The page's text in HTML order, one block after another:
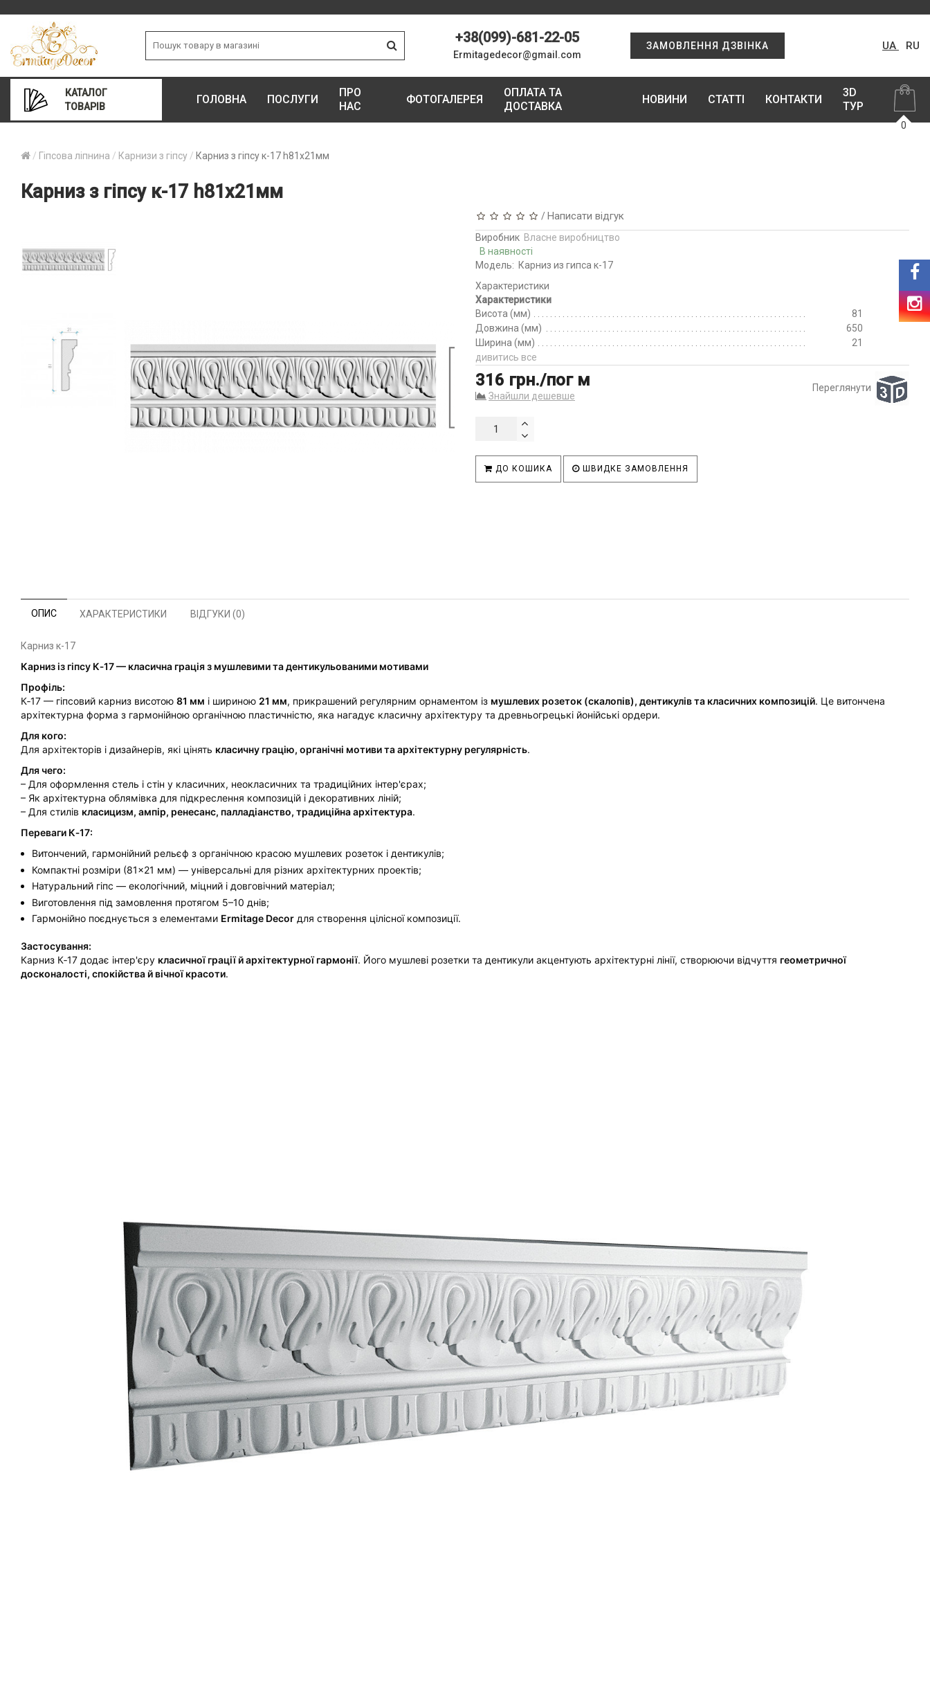
+38(099)-681-22-05
Ermitagedecor@gmail.com
ЗАМОВЛЕННЯ ДЗВІНКА UA RU
КАТАЛОГ
ТОВАРІВ
ГОЛОВНА ПОСЛУГИ
ПРО
НАС
ФОТОГАЛЕРЕЯ
ОПЛАТА ТА
ДОСТАВКА
НОВИНИ СТАТТІ КОНТАКТИ
3D
ТУР
0
Гіпсова ліпнина Карнизи з гіпсу Карниз з гіпсу к-17 h81х21мм
Карниз з гіпсу к-17 h81х21мм
/Написати відгук
Виробник Власне виробництво
В наявності
Модель: Карниз из гипса к-17
Характеристики
Характеристики
Висота (мм)
81
Довжина (мм)
650
Ширина (мм)
21
дивитись все
316 грн./пог м
Знайшли дешевше
Переглянути
ДО КОШИКА ШВИДКЕ ЗАМОВЛЕННЯ
ОПИС ХАРАКТЕРИСТИКИ ВІДГУКИ (0)
Карниз к-17
Карниз із гіпсу К‑17 — класична грація з мушлевими та дентикульованими мотивами
Профіль:
К‑17 — гіпсовий карниз висотою 81 мм і шириною 21 мм, прикрашений регулярним орнаментом із мушлевих розеток (скалопів), дентикулів та класичних композицій. Це витончена
архітектурна форма з гармонійною органічною пластичністю, яка нагадує класичну архітектуру та древньогрецькі йонійські ордери.
Для кого:
Для архітекторів і дизайнерів, які цінять класичну грацію, органічні мотиви та архітектурну регулярність.
Для чего:
– Для оформлення стель і стін у класичних, неокласичних та традиційних інтер'єрах;
– Як архітектурна облямівка для підкреслення композицій і декоративних ліній;
– Для стилів класицизм, ампір, ренесанс, палладіанство, традиційна архітектура.
Переваги К‑17:
Витончений, гармонійний рельєф з органічною красою мушлевих розеток і дентикулів;
Компактні розміри (81×21 мм) — універсальні для різних архітектурних проектів;
Натуральний гіпс — екологічний, міцний і довговічний матеріал;
Виготовлення під замовлення протягом 5–10 днів;
Гармонійно поєднується з елементами Ermitage Decor для створення цілісної композиції.
Застосування:
Карниз К‑17 додає інтер'єру класичної грації й архітектурної гармонії. Його мушлеві розетки та дентикули акцентують архітектурні лінії, створюючи відчуття геометричної
досконалості, спокійства й вічної красоти.